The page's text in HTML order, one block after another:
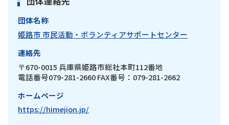
団体名称
姫路市 市民活動・ボランティアサポートセンター
連絡先
〒670-0015 兵庫県姫路市総社本町112番地
電話番号079-281-2660 FAX番号：079-281-2662
ホームページ
https://himejion.jp/